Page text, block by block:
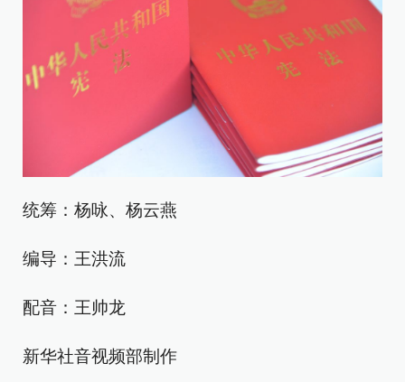
统筹：杨咏、杨云燕
编导：王洪流
配音：王帅龙
新华社音视频部制作